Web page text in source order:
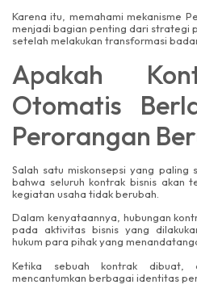
Karena itu, memahami mekanisme
menjadi bagian penting dari strategi
setelah melakukan transformasi
Apakah
Otomatis
Perorangan
Salah satu miskonsepsi yang paling
bahwa seluruh kontrak bisnis akan
kegiatan usaha tidak berubah.
Dalam kenyataannya, hubungan
pada aktivitas bisnis yang
hukum para pihak yang
Ketika sebuah kontrak dibuat,
mencantumkan berbagai identitas